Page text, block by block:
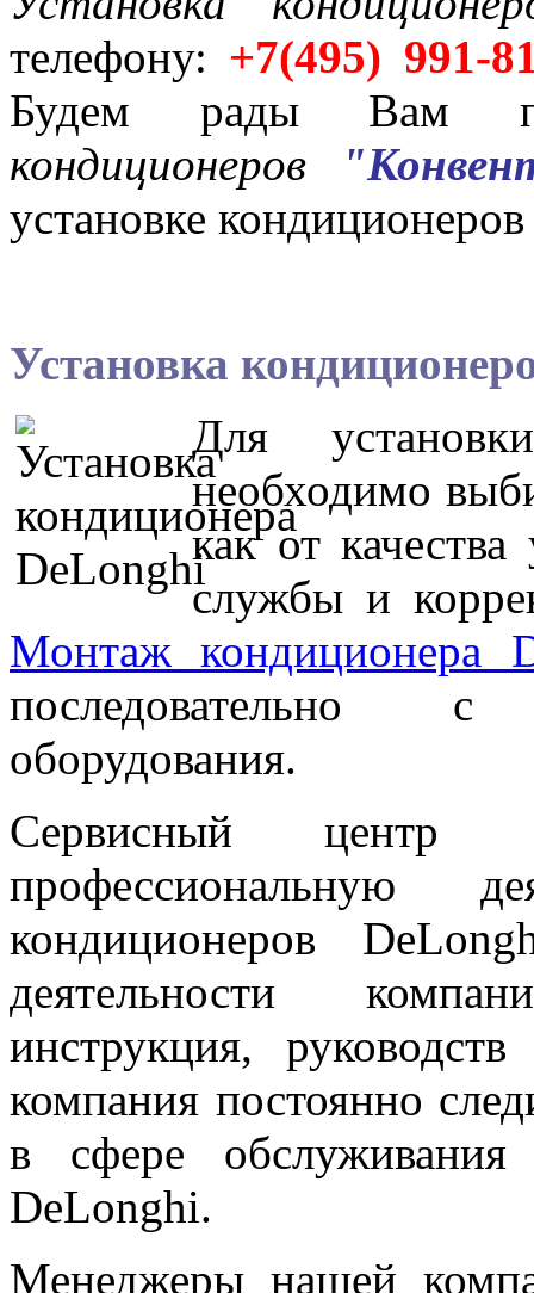
телефону: +7(495) 991-
Будем рады Вам
кондиционеров
установке
Установка
Для
необходимо
как от качества
службы и
Монтаж кондиционера
последовательно
оборудования.
Сервисный центр
профессиональную
кондиционеров
деятельности
инструкция,
компания постоянно
в сфере обслуживания
DeLonghi.
Менеджеры нашей